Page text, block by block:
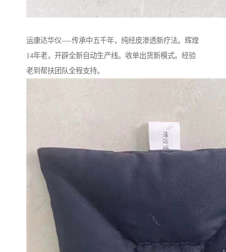
运康达华仪----传承中五千年，纯经皮渗透新疗法。辉煌
14年老，开辟全新自动生产线。收单出货新模式。经验
老到帮扶团队全程支持。